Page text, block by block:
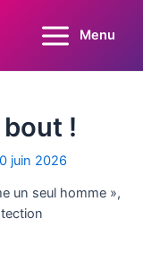
Main
Menu
bout !
juin 2026
un seul homme »,